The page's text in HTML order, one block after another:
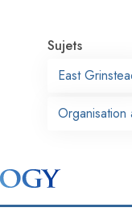
Sujets
East
Organisation